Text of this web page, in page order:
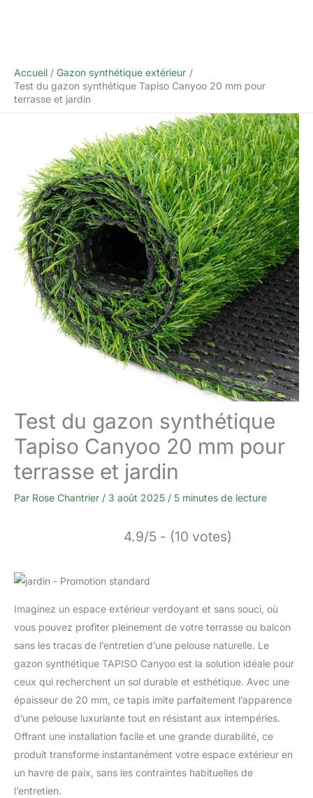
Accueil
Gazon synthétique extérieur
Test du gazon synthétique Tapiso Canyoo 20 mm pour
terrasse et jardin
Test du gazon synthétique
Tapiso Canyoo 20 mm pour
terrasse et jardin
Par Rose Chantrier / 3 août 2025 / 5 minutes de lecture
4.9/5 - (10 votes)
Imaginez un espace extérieur verdoyant et sans souci, où
vous pouvez profiter pleinement de votre terrasse ou balcon
sans les tracas de l’entretien d’une pelouse naturelle. Le
gazon synthétique TAPISO Canyoo est la solution idéale pour
ceux qui recherchent un sol durable et esthétique. Avec une
épaisseur de 20 mm, ce tapis imite parfaitement l’apparence
d’une pelouse luxuriante tout en résistant aux intempéries.
Offrant une installation facile et une grande durabilité, ce
produit transforme instantanément votre espace extérieur en
un havre de paix, sans les contraintes habituelles de
l’entretien.